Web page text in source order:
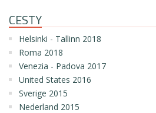
CESTY
Helsinki - Tallinn 2018
Roma 2018
Venezia - Padova 2017
United States 2016
Sverige 2015
Nederland 2015